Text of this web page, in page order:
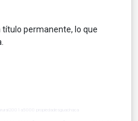
título permanente, lo que